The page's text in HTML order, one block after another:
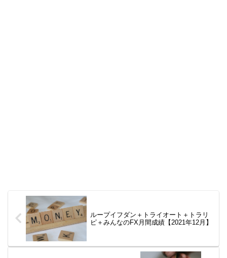
ループイフダン＋トライオート＋トラリ
ピ＋みんなのFX月間成績【2021年12月】